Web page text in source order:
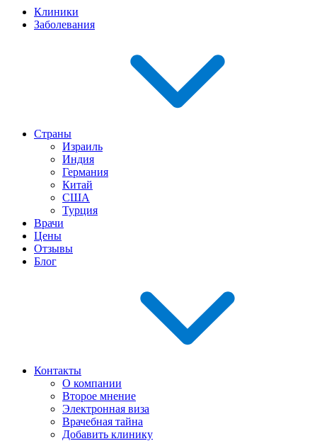
Клиники
Заболевания
Страны
Израиль
Индия
Германия
Китай
США
Турция
Врачи
Цены
Отзывы
Блог
Контакты
О компании
Второе мнение
Электронная виза
Врачебная тайна
Добавить клинику